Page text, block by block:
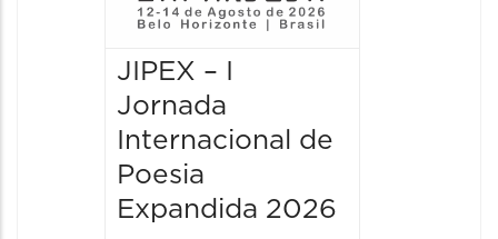
JIPEX – I
Jornada
Internacional de
Poesia
Expandida 2026